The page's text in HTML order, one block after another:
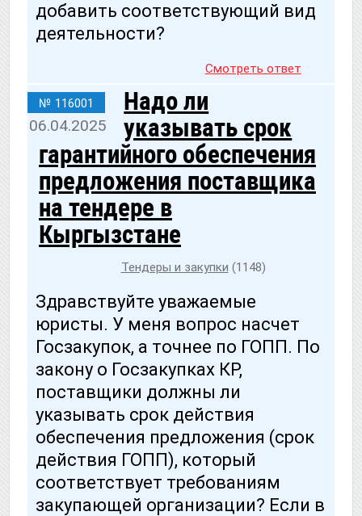
добавить соответствующий вид
деятельности?
Смотреть ответ
№ 116001
06.04.2025
Надо ли
указывать срок
гарантийного обеспечения
предложения поставщика
на тендере в
Кыргызстане
Тендеры и закупки (1148)
Здравствуйте уважаемые
юристы. У меня вопрос насчет
Госзакупок, а точнее по ГОПП. По
закону о Госзакупках КР,
поставщики должны ли
указывать срок действия
обеспечения предложения (срок
действия ГОПП), который
соответствует требованиям
закупающей организации? Если в